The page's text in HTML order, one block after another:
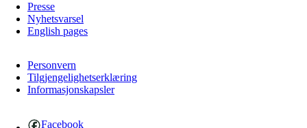
Presse
Nyhetsvarsel
English pages
Personvern
Tilgjengelighetserklæring
Informasjonskapsler
Facebook